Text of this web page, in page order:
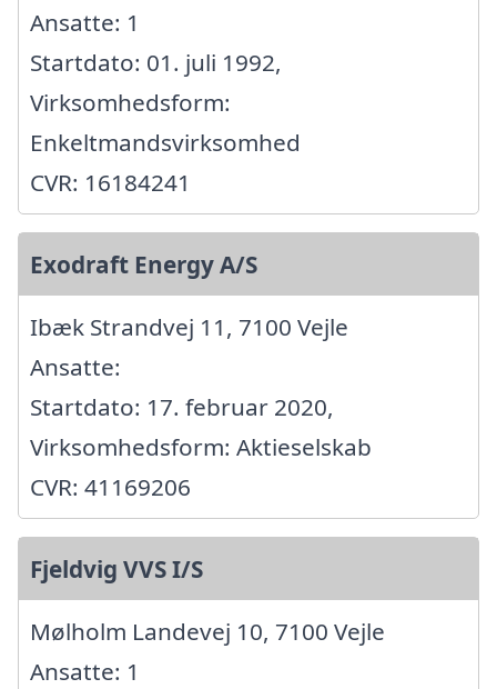
Ansatte: 1
Startdato: 01. juli 1992,
Virksomhedsform:
Enkeltmandsvirksomhed
CVR: 16184241
Exodraft Energy A/S
Ibæk Strandvej 11, 7100 Vejle
Ansatte:
Startdato: 17. februar 2020,
Virksomhedsform: Aktieselskab
CVR: 41169206
Fjeldvig VVS I/S
Mølholm Landevej 10, 7100 Vejle
Ansatte: 1